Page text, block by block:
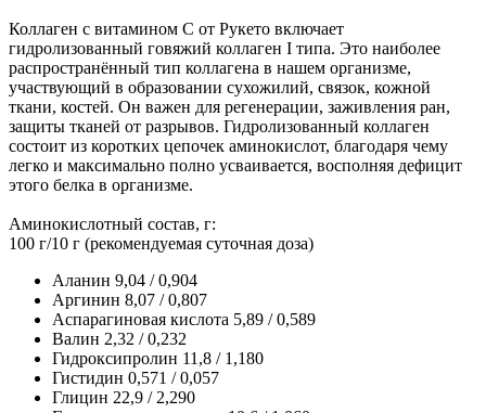
Коллаген с витамином С от Рукето включает
гидролизованный говяжий коллаген I типа. Это наиболее
распространённый тип коллагена в нашем организме,
участвующий в образовании сухожилий, связок, кожной
ткани, костей. Он важен для регенерации, заживления ран,
защиты тканей от разрывов. Гидролизованный коллаген
состоит из коротких цепочек аминокислот, благодаря чему
легко и максимально полно усваивается, восполняя дефицит
этого белка в организме.
Аминокислотный состав, г:
100 г/10 г (рекомендуемая суточная доза)
Аланин 9,04 / 0,904
Аргинин 8,07 / 0,807
Аспарагиновая кислота 5,89 / 0,589
Валин 2,32 / 0,232
Гидроксипролин 11,8 / 1,180
Гистидин 0,571 / 0,057
Глицин 22,9 / 2,290